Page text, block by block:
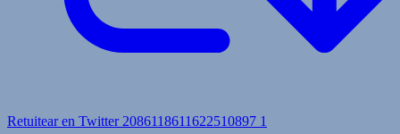
Retuitear en Twitter 2086118611622510897 1